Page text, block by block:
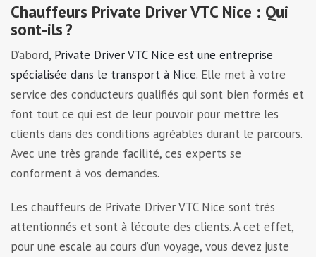
Chauffeurs Private DriverVTC Nice : Qui
sont-ils ?
D’abord, Private Driver VTC Nice est une entreprise
spécialisée dans le transport à Nice. Elle met à votre
service des conducteurs qualifiés qui sont bien formés et
font tout ce qui est de leur pouvoir pour mettre les
clients dans des conditions agréables durant le parcours.
Avec une très grande facilité, ces experts se
conforment à vos demandes.
Les chauffeurs de Private DriverVTC Nice sont très
attentionnés et sont à l’écoute des clients. A cet effet,
pour une escale au cours d’un voyage, vous devez juste